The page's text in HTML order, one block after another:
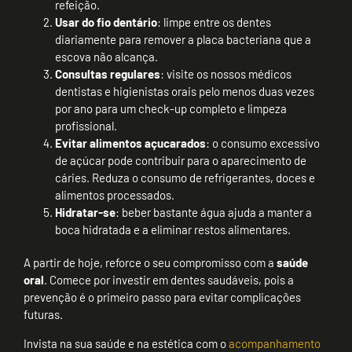
refeição.
Usar do fio dentário: limpe entre os dentes
diariamente para remover a placa bacteriana que a
escova não alcança.
Consultas regulares: visite os nossos médicos
dentistas e higienistas orais pelo menos duas vezes
por ano para um check-up completo e limpeza
profissional.
Evitar alimentos açucarados: o consumo excessivo
de açúcar pode contribuir para o aparecimento de
cáries. Reduza o consumo de refrigerantes, doces e
alimentos processados.
Hidratar-se: beber bastante água ajuda a manter a
boca hidratada e a eliminar restos alimentares.
A partir de hoje, reforce o seu compromisso com a saúde
oral. Comece por investir em dentes saudáveis, pois a
prevenção é o primeiro passo para evitar complicações
futuras.
Invista na sua saúde e na estética com oacompanhamento